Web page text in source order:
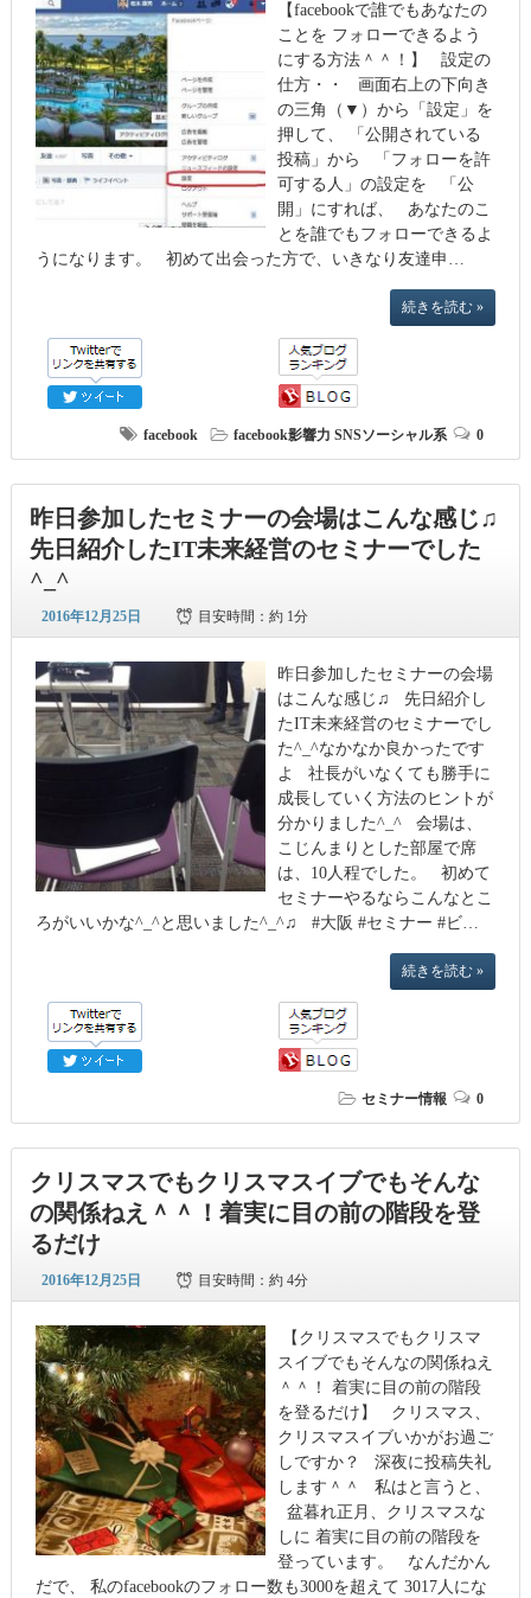
【facebookで誰でもあなたの
ことを フォローできるよう
にする方法＾＾！】 設定の
仕方・・ 画面右上の下向き
の三角（▼）から「設定」を
押して、 「公開されている
投稿」から 「フォローを許
可する人」の設定を 「公
開」にすれば、 あなたのこ
とを誰でもフォローできるよ
うになります。 初めて出会った方で、いきなり友達申…
続きを読む »
facebook facebook影響力 SNSソーシャル系 0
昨日参加したセミナーの会場はこんな感じ♫
先日紹介したIT未来経営のセミナーでした
^_^
2016年12月25日 目安時間：約 1分
昨日参加したセミナーの会場
はこんな感じ♫ 先日紹介し
たIT未来経営のセミナーでし
た^_^なかなか良かったです
よ 社長がいなくても勝手に
成長していく方法のヒントが
分かりました^_^ 会場は、
こじんまりとした部屋で席
は、10人程でした。 初めて
セミナーやるならこんなとこ
ろがいいかな^_^と思いました^_^♫ #大阪 #セミナー #ビ…
続きを読む »
セミナー情報 0
クリスマスでもクリスマスイブでもそんな
の関係ねえ＾＾！着実に目の前の階段を登
るだけ
2016年12月25日 目安時間：約 4分
【クリスマスでもクリスマ
スイブでもそんなの関係ねえ
＾＾！ 着実に目の前の階段
を登るだけ】 クリスマス、
クリスマスイブいかがお過ご
しですか？ 深夜に投稿失礼
します＾＾ 私はと言うと、
盆暮れ正月、クリスマスな
しに 着実に目の前の階段を
登っています。 なんだかん
だで、 私のfacebookのフォロー数も3000を超えて 3017人にな